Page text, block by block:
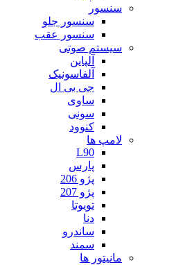
سنسور
سنسور جلو
سنسور عقب
سیستم صوتی
آلپاین
آلفاسونیک
جی بی ال
ساوی
سونی
کنوود
لامپ ها
L90
پارس
پژو 206
پژو 207
تویوتا
دنا
ساندرو
سمند
مانیتور ها